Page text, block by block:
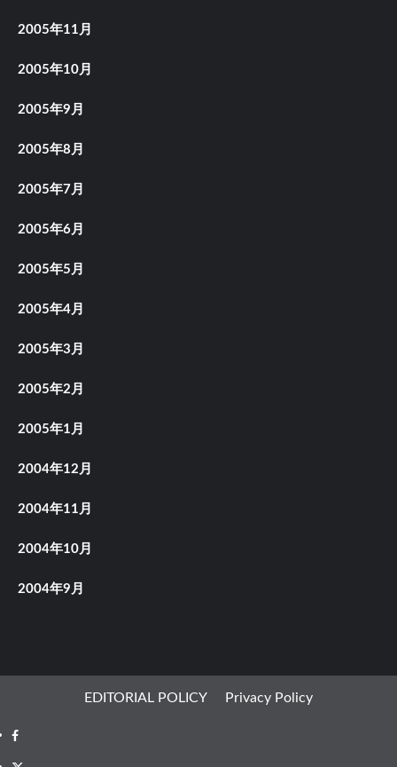
2005年11月
2005年10月
2005年9月
2005年8月
2005年7月
2005年6月
2005年5月
2005年4月
2005年3月
2005年2月
2005年1月
2004年12月
2004年11月
2004年10月
2004年9月
EDITORIAL POLICY Privacy Policy
Facebook